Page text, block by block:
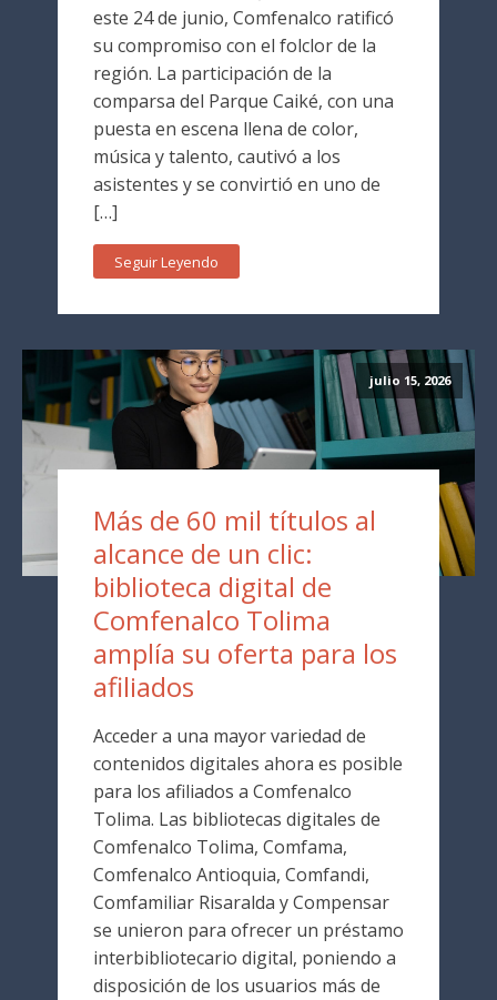
este 24 de junio, Comfenalco ratificó
su compromiso con el folclor de la
región. La participación de la
comparsa del Parque Caiké, con una
puesta en escena llena de color,
música y talento, cautivó a los
asistentes y se convirtió en uno de
[…]
Seguir Leyendo
julio 15, 2026
Más de 60 mil títulos al
alcance de un clic:
biblioteca digital de
Comfenalco Tolima
amplía su oferta para los
afiliados
Acceder a una mayor variedad de
contenidos digitales ahora es posible
para los afiliados a Comfenalco
Tolima. Las bibliotecas digitales de
Comfenalco Tolima, Comfama,
Comfenalco Antioquia, Comfandi,
Comfamiliar Risaralda y Compensar
se unieron para ofrecer un préstamo
interbibliotecario digital, poniendo a
disposición de los usuarios más de